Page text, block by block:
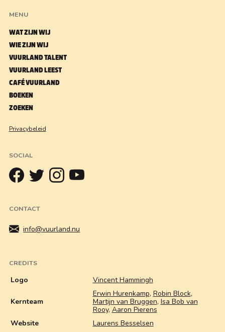
MENU
WAT ZIJN WIJ
WIE ZIJN WIJ
VUURLAND TALENT
VUURLAND LEEST
CAFÉ VUURLAND
BOEKEN
ZOEKEN
Privacybeleid
SOCIAL
CONTACT
info@vuurland.nu
CREDITS
Logo Vincent Hammingh
Kernteam
Erwin Hurenkamp, Robin Block,
Martijn van Bruggen, Isa Bob van
Rooy, Aaron Pierens
Website
Laurens Besselsen